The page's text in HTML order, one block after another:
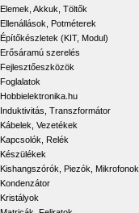
Elemek, Akkuk, Töltők
Ellenállások, Potméterek
Építőkészletek (KIT, Modul)
Erősáramú szerelés
Fejlesztőeszközök
Foglalatok
Hobbielektronika.hu
Induktivitás, Transzformátor
Kábelek, Vezetékek
Kapcsolók, Relék
Készülékek
Kishangszórók, Piezók, Mikrofonok
Kondenzátor
Kristályok